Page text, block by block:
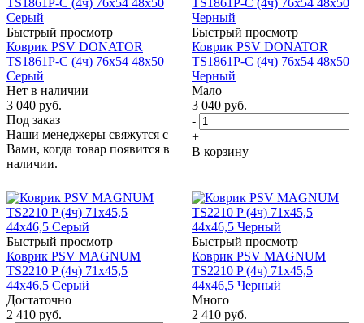
Быстрый просмотр
Коврик PSV DONATOR
TS1861P-C (4ч) 76х54 48x50
Серый
Нет в наличии
3 040 руб.
Под заказ
Наши менеджеры свяжутся с
Вами, когда товар появится в
наличии.
Быстрый просмотр
Коврик PSV DONATOR
TS1861P-C (4ч) 76х54 48x50
Черный
Мало
3 040 руб.
-
+
В корзину
Быстрый просмотр
Коврик PSV MAGNUM
TS2210 P (4ч) 71х45,5
44х46,5 Серый
Достаточно
2 410 руб.
Быстрый просмотр
Коврик PSV MAGNUM
TS2210 P (4ч) 71х45,5
44х46,5 Черный
Много
2 410 руб.